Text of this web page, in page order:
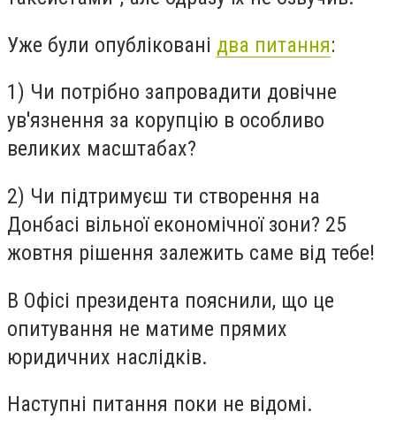
Уже були опубліковані два питання:
1) Чи потрібно запровадити довічне
ув'язнення за корупцію в особливо
великих масштабах?
2) Чи підтримуєш ти створення на
Донбасі вільної економічної зони? 25
жовтня рішення залежить саме від тебе!
В Офісі президента пояснили, що це
опитування не матиме прямих
юридичних наслідків.
Наступні питання поки не відомі.